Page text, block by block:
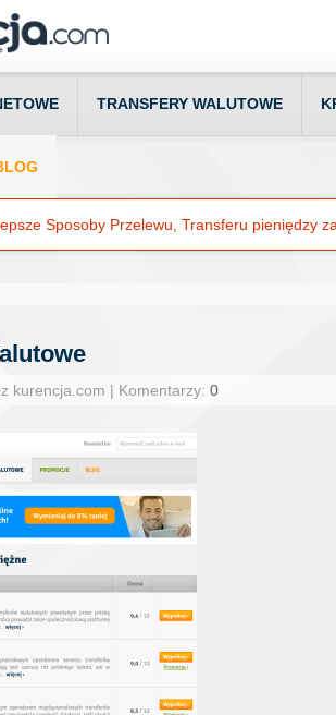
TRANSFERY WALUTOWE
Sposoby Przelewu, Transferu pieniędzy
kurencja.com | Komentarzy: 0